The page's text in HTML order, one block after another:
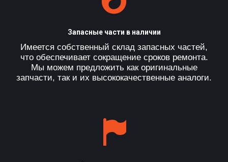
Запасные части в наличии
Имеется собственный склад запасных частей,
что обеспечивает сокращение сроков ремонта.
Мы можем предложить как оригинальные
запчасти, так и их высококачественные аналоги.